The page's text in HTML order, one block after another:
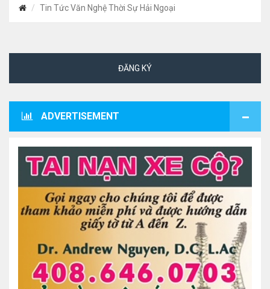
Tin Tức Văn Nghệ Thời Sự Hải Ngoại
ĐĂNG KÝ
ADVERTISEMENT